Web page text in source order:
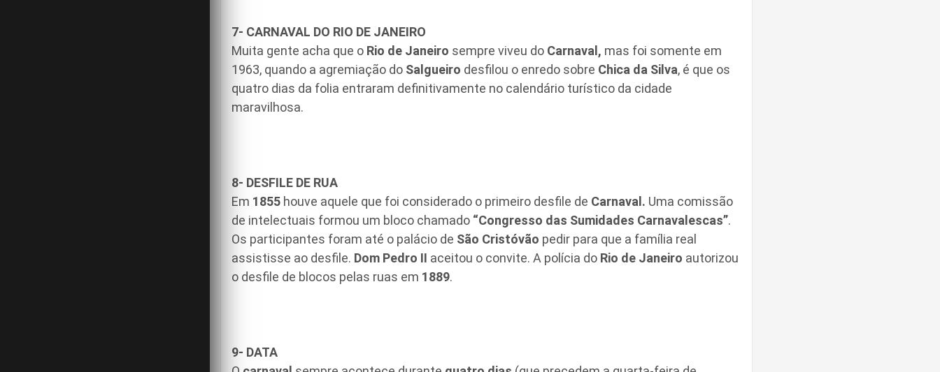
7- CARNAVAL DO RIO DE JANEIRO
Muita gente acha que o Rio de Janeiro sempre viveu do Carnaval, mas foi somente em
1963, quando a agremiação do Salgueiro desfilou o enredo sobre Chica da Silva, é que os
quatro dias da folia entraram definitivamente no calendário turístico da cidade
maravilhosa.
8- DESFILE DE RUA
Em 1855 houve aquele que foi considerado o primeiro desfile de Carnaval. Uma comissão
de intelectuais formou um bloco chamado “Congresso das Sumidades Carnavalescas”.
Os participantes foram até o palácio de São Cristóvão pedir para que a família real
assistisse ao desfile. Dom Pedro II aceitou o convite. A polícia do Rio de Janeiro autorizou
o desfile de blocos pelas ruas em 1889.
9- DATA